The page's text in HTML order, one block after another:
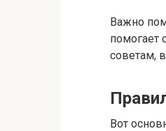
Важно
помогает
советам,
Вот